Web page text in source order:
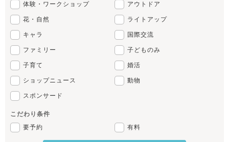
体験・ワークショップ アウトドア
花・自然 ライトアップ
キャラ 国際交流
ファミリー 子どものみ
子育て 婚活
ショップニュース 動物
スポンサード
こだわり条件
要予約
有料